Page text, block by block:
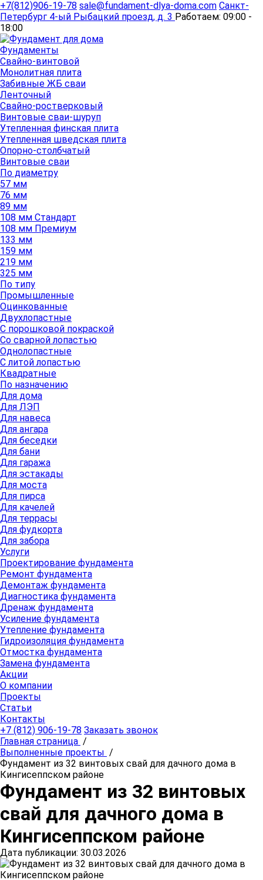
+7(812)906-19-78 sale@fundament-dlya-doma.com Санкт-
Петербург 4-ый Рыбацкий проезд, д. 3 Работаем: 09:00 -
18:00
Фундаменты
Свайно-винтовой
Монолитная плита
Забивные ЖБ сваи
Ленточный
Свайно-ростверковый
Винтовые сваи-шуруп
Утепленная финская плита
Утепленная шведская плита
Опорно-столбчатый
Винтовые сваи
По диаметру
57 мм
76 мм
89 мм
108 мм Стандарт
108 мм Премиум
133 мм
159 мм
219 мм
325 мм
По типу
Промышленные
Оцинкованные
Двухлопастные
С порошковой покраской
Со сварной лопастью
Однолопастные
С литой лопастью
Квадратные
По назначению
Для дома
Для ЛЭП
Для навеса
Для ангара
Для беседки
Для бани
Для гаража
Для эстакады
Для моста
Для пирса
Для качелей
Для террасы
Для фудкорта
Для забора
Услуги
Проектирование фундамента
Ремонт фундамента
Демонтаж фундамента
Диагностика фундамента
Дренаж фундамента
Усиление фундамента
Утепление фундамента
Гидроизоляция фундамента
Отмостка фундамента
Замена фундамента
Акции
О компании
Проекты
Статьи
Контакты
+7 (812) 906-19-78 Заказать звонок
Главная страница /
Выполненные проекты /
Фундамент из 32 винтовых свай для дачного дома в
Кингисеппском районе
Фундамент из 32 винтовых
свай для дачного дома в
Кингисеппском районе
Дата публикации: 30.03.2026